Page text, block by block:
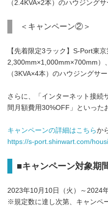
（2.4KVA×2本）のハウジング
＜キャンペーン②＞
【先着限定3ラック】S-Port東
2,300mm×1,000mm×700mm）
（3KVA×4本）のハウジングサ
さらに、「インターネット接続
間月額費用30%OFF」といった
キャンペーンの詳細はこちらか
https://s-port.shinwart.com/
■キャンペーン対象期
2023年10月10日（火）～2024
※規定数に達し次第、キャンペ